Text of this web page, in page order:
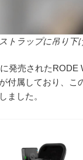
トラップに吊り下
発売されたRODE
付属しており、こ
ました。